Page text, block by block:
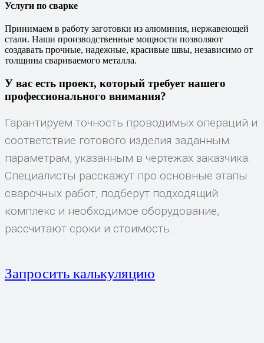
Услуги по сварке
Принимаем в работу заготовки из алюминия, нержавеющей
стали. Наши производственные мощности позволяют
создавать прочные, надежные, красивые швы, независимо от
толщины свариваемого металла.
У вас есть проект, который требует нашего
профессионального внимания?
Гарантируем точность проводимых операций и
соответствие готового изделия заданным
параметрам, указанным в чертежах заказчика.
Специалисты расскажут про основные этапы
сварочных работ, подберут подходящий
комплекс и необходимое оборудование,
рассчитают сроки и стоимость.
Запросить калькуляцию